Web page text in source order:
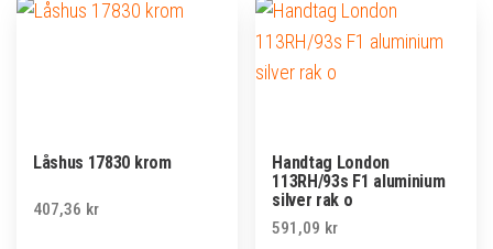
Låshus 17830 krom
407,36 kr
Handtag London
113RH/93s F1 aluminium
silver rak o
591,09 kr